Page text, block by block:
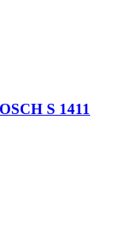
S 1411